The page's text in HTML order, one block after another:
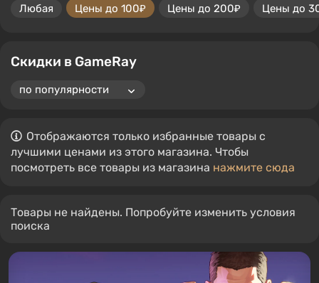
Любая Цены до 100₽ Цены до 200₽ Цены до
Скидки в GameRay
Отображаются только избранные товары с
лучшими ценами из этого магазина. Чтобы
посмотреть все товары из магазина нажмите сюда
Товары не найдены. Попробуйте изменить условия
поиска